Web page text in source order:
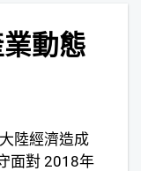
動態
陸經濟造成
面對 2018年